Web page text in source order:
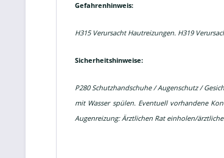
Gefahrenhinweis:
H315 Verursacht Hautreizungen. H319
Sicherheitshinweise:
P280 Schutzhandschuhe / Augenschutz /
mit Wasser spülen. Eventuell vorhandene
Augenreizung: Ärztlichen Rat einholen/